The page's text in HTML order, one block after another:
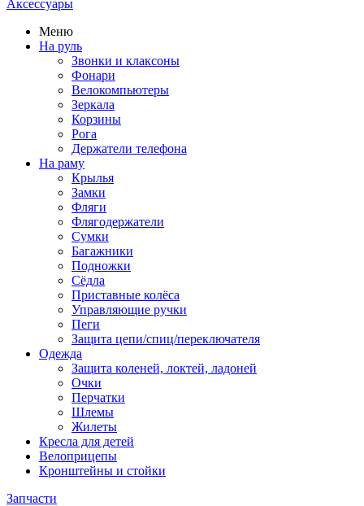
Аксессуары
Меню
На руль
Звонки и клаксоны
Фонари
Велокомпьютеры
Зеркала
Корзины
Рога
Держатели телефона
На раму
Крылья
Замки
Фляги
Флягодержатели
Сумки
Багажники
Подножки
Сёдла
Приставные колёса
Управляющие ручки
Пеги
Защита цепи/спиц/переключателя
Одежда
Защита коленей, локтей, ладоней
Очки
Перчатки
Шлемы
Жилеты
Кресла для детей
Велоприцепы
Кронштейны и стойки
Запчасти